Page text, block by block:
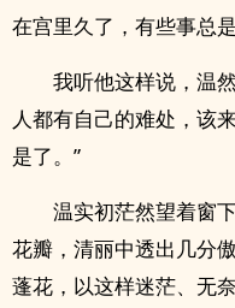
在宫里久了，有些事总
我听他这样说，温
人都有自己的难处，该
是了。”
温实初茫然望着窗
花瓣，清丽中透出几分
蓬花，以这样迷茫、无